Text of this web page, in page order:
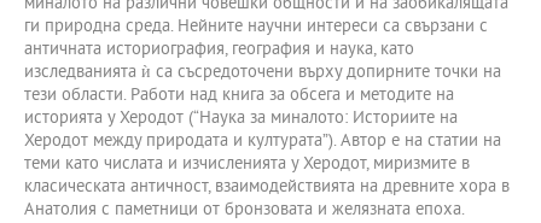
ги природна среда. Нейните научни интереси са свързани с
античната историография, география и наука, като
изследванията ѝ са съсредоточени върху допирните точки на
тези области. Работи над книга за обсега и методите на
историята у Херодот (“Наука за миналото: Историите на
Херодот между природата и културата”). Автор е на статии на
теми като числата и изчисленията у Херодот, миризмите в
класическата античност, взаимодействията на древните хора в
Анатолия с паметници от бронзовата и желязната епоха.